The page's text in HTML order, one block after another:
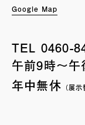
Google Map
TEL 0460-
午前9時〜午
年中無休 （展